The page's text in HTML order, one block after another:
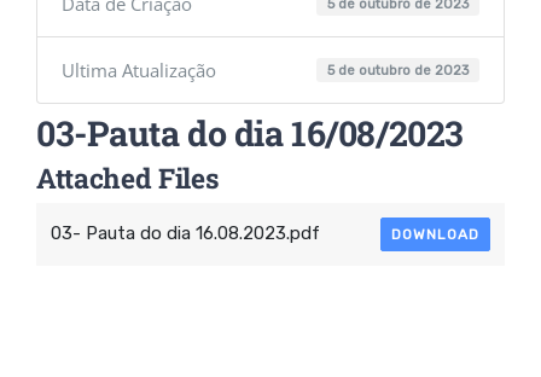
5 de outubro de 2023
Ultima Atualização 5 de outubro de 2023
03-Pauta do dia 16/08/2023
Attached Files
03- Pauta do dia 16.08.2023.pdf DOWNLOAD